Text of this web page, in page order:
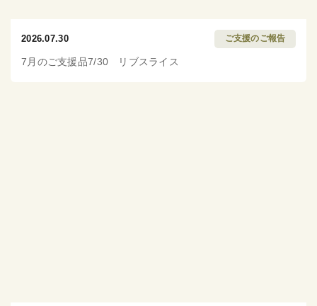
2026.07.30 ご支援のご報告
7月のご支援品7/30 リブスライス